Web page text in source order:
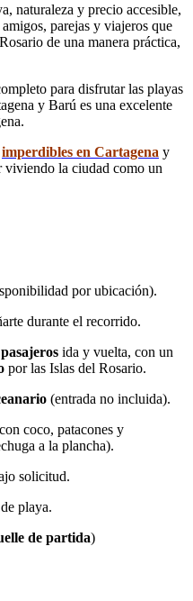
naturaleza y precio accesible,
parejas y viajeros que
de una manera práctica,
para disfrutar las playas
y Barú es una excelente
imperdibles en Cartagena y
viviendo la ciudad como un
por ubicación).
durante el recorrido.
ida y vuelta, con un
por las Islas del Rosario.
(entrada no incluida).
coco, patacones y
a la plancha).
solicitud.
playa.
de partida)